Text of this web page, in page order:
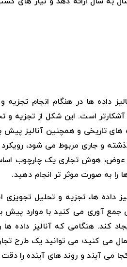
داده ها در هنگام انجام تجزیه
است. این شکل از تجزیه و
تاریخی و همچنین آنالیز پیش
عوض، هوش تجاری یک چارچوب
را به صورت موثر تر انجام دهید.
داده ها، تجزیه و تحلیل تجویزی
آوری می کنید با موارد پیش
کند. هنگامی که آنالیز داده
می کنید؛ می توانید یک طرح
می آیند و روند های آینده را